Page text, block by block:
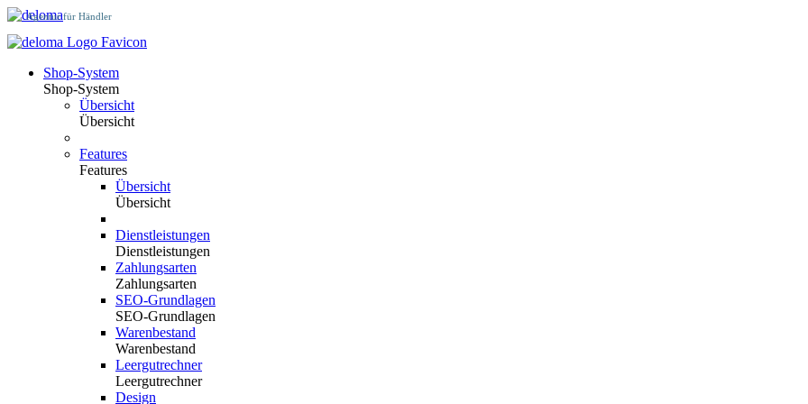
Agentur für Händler
Shop-System
Shop-System
Übersicht
Übersicht
Features
Features
Übersicht
Übersicht
Dienstleistungen
Dienstleistungen
Zahlungsarten
Zahlungsarten
SEO-Grundlagen
SEO-Grundlagen
Warenbestand
Warenbestand
Leergutrechner
Leergutrechner
Design